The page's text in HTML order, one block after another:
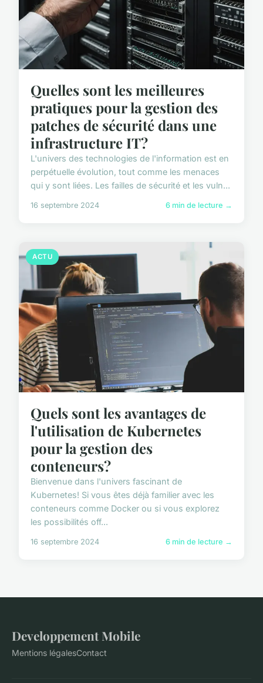
Quelles sont les meilleures
pratiques pour la gestion des
patches de sécurité dans une
infrastructure IT?
L'univers des technologies de l'information est en
perpétuelle évolution, tout comme les menaces
qui y sont liées. Les failles de sécurité et les vuln...
16 septembre 2024 6 min de lecture →
ACTU
Quels sont les avantages de
l'utilisation de Kubernetes
pour la gestion des
conteneurs?
Bienvenue dans l'univers fascinant de
Kubernetes! Si vous êtes déjà familier avec les
conteneurs comme Docker ou si vous explorez
les possibilités off...
16 septembre 2024 6 min de lecture →
Developpement Mobile
Mentions légalesContact